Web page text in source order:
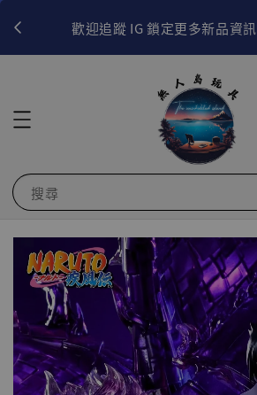
歡迎追蹤 IG 鎖定更多新品資訊
搜尋